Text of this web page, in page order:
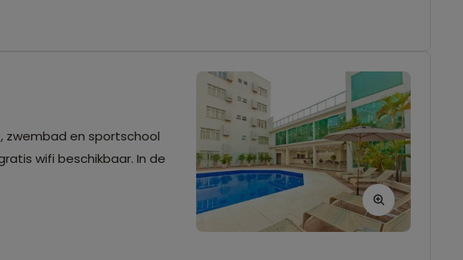
zwembad en sportschool
wifi beschikbaar. In de